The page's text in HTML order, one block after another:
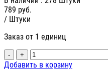
789 руб.
/ Штуки
Заказ от 1 единиц
- +
Добавить в корзину